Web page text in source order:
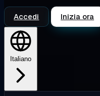
Accedi Inizia ora
Italiano